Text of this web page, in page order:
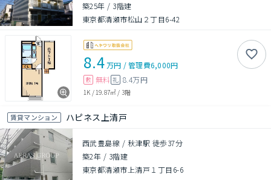
築25年 / 3階建
東京都清瀬市松山２丁目6-42
8.4万円 /管理費6,000円
敷 無料 礼 8.4万円
1K /19.87㎡ / 3階
賃貸マンション ハピネス上清戸
西武豊島線 / 秋津駅 徒歩37分
築2年 / 3階建
東京都清瀬市上清戸１丁目6-6